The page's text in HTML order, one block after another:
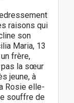
raisons qui
son
Maria, 13
frère,
pas la sœur
jeune, à
Rosie elle-
souffre de